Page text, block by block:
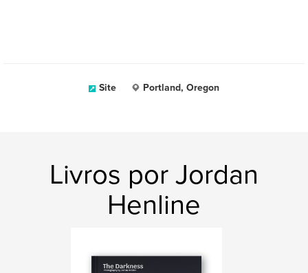
Site Portland, Oregon
Livros por Jordan
Henline